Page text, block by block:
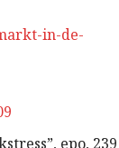
in-de-
epo, 239